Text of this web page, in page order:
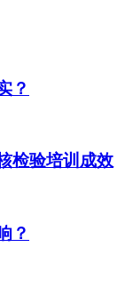
？
检验培训成效
？